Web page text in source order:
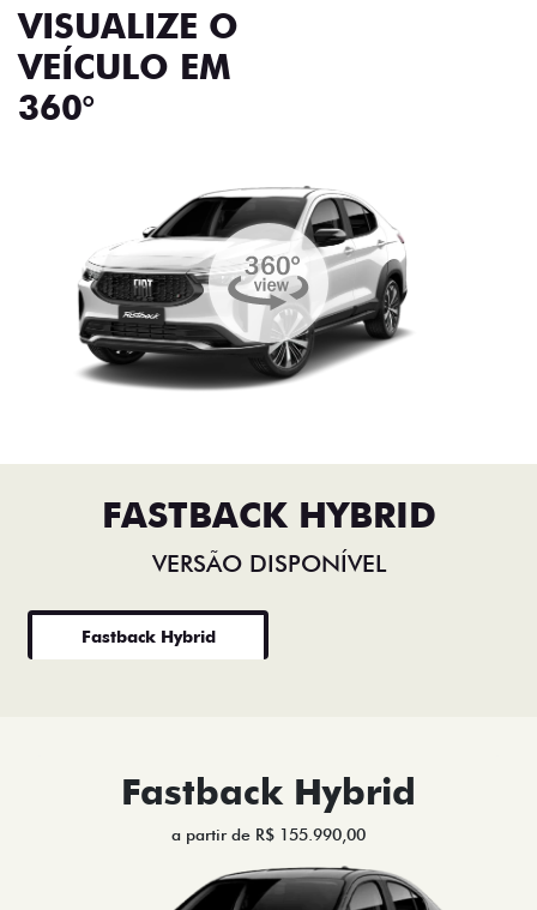
VISUALIZE O
VEÍCULO EM
360°
FASTBACK HYBRID
VERSÃO DISPONÍVEL
Fastback Hybrid
Fastback Hybrid
a partir de R$ 155.990,00